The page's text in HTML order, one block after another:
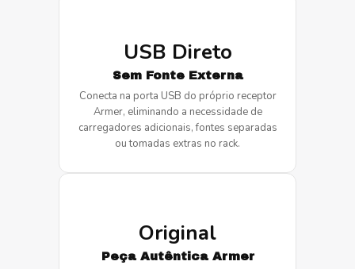
USB Direto
Sem Fonte Externa
Conecta na porta USB do próprio receptor
Armer, eliminando a necessidade de
carregadores adicionais, fontes separadas
ou tomadas extras no rack.
Original
Peça Autêntica Armer